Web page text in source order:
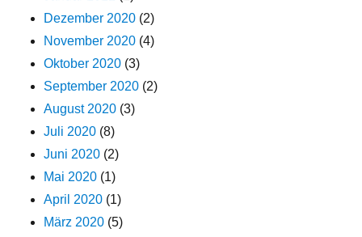
Dezember 2020 (2)
November 2020 (4)
Oktober 2020 (3)
September 2020 (2)
August 2020 (3)
Juli 2020 (8)
Juni 2020 (2)
Mai 2020 (1)
April 2020 (1)
März 2020 (5)